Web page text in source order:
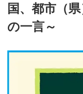
国、都市（
の一言～